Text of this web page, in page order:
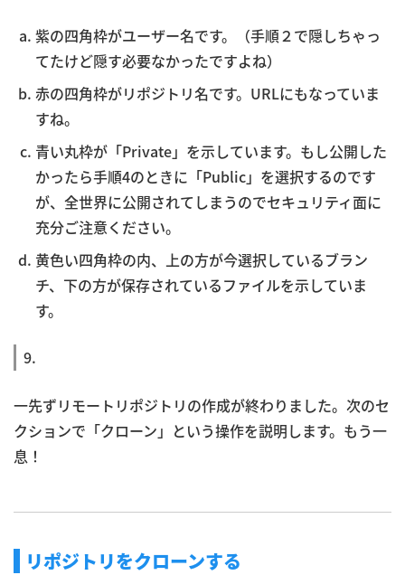
紫の四角枠がユーザー名です。（手順２で隠しちゃっ
てたけど隠す必要なかったですよね）
赤の四角枠がリポジトリ名です。URLにもなっていま
すね。
青い丸枠が「Private」を示しています。もし公開した
かったら手順4のときに「Public」を選択するのです
が、全世界に公開されてしまうのでセキュリティ面に
充分ご注意ください。
黄色い四角枠の内、上の方が今選択しているブラン
チ、下の方が保存されているファイルを示していま
す。
9.
一先ずリモートリポジトリの作成が終わりました。次のセ
クションで「クローン」という操作を説明します。もう一
息！
リポジトリをクローンする